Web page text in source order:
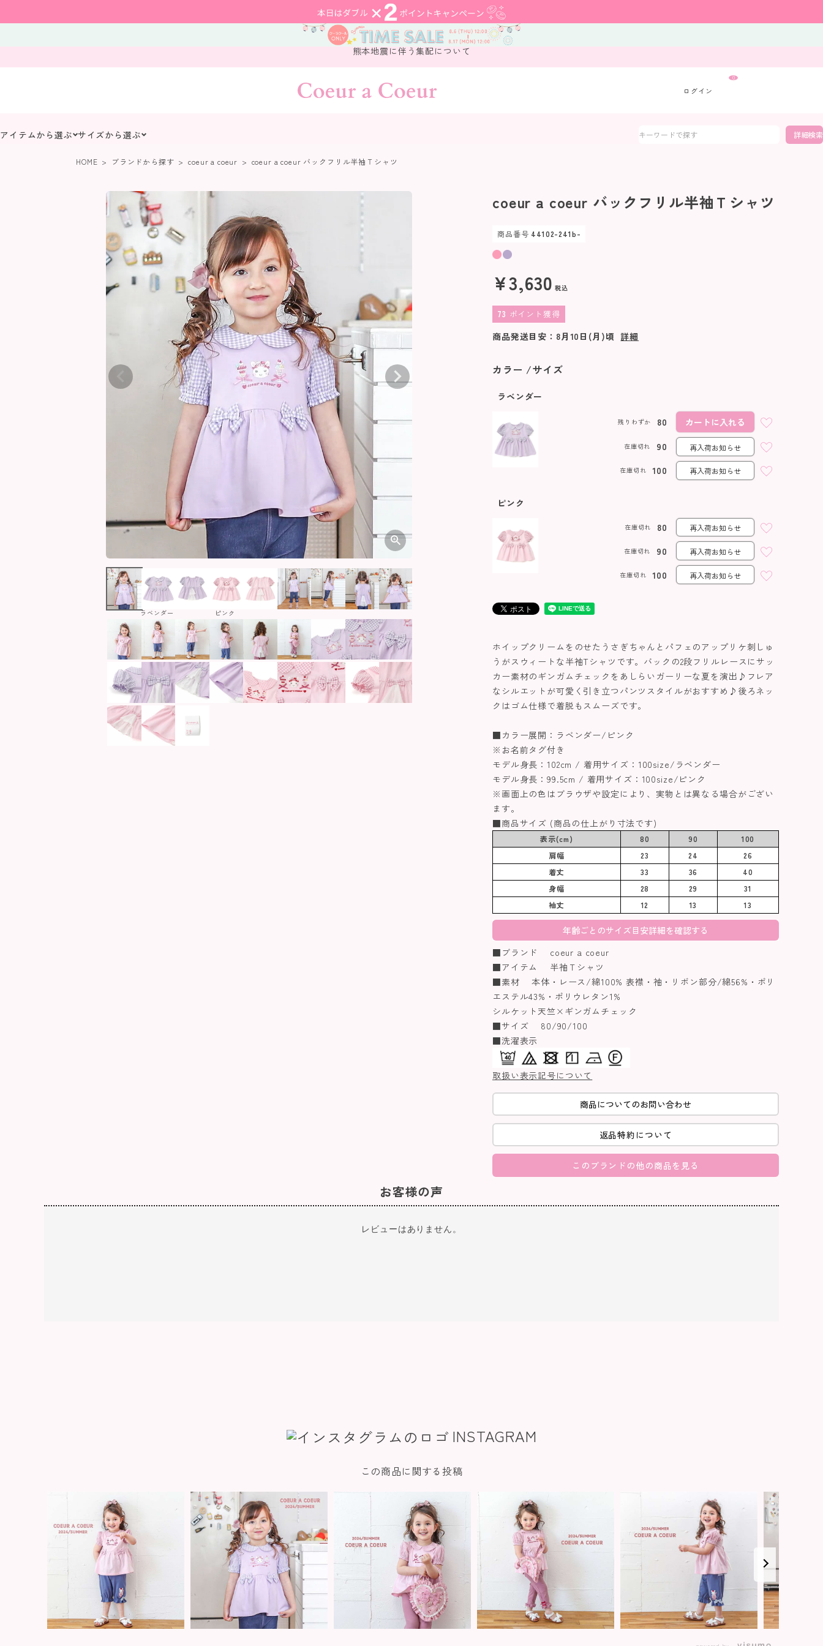
熊本地震に伴う集配について
0
アイテムから選ぶ サイズから選ぶ 詳細検索
HOME ブランドから探す coeur a coeur coeur a coeur バックフリル半袖Ｔシャツ
ラベンダー ピンク
coeur a coeur バックフリル半袖Ｔシャツ
商品番号 44102-241b-
¥3,630 税込
73 ポイント獲得
商品発送目安： 8月10日(月)頃 詳細
カラー サイズ
ラベンダー
80
残りわずか カートに入れる
90
在庫切れ 再入荷お知らせ
100
在庫切れ 再入荷お知らせ
ピンク
80
在庫切れ 再入荷お知らせ
90
在庫切れ 再入荷お知らせ
100
在庫切れ 再入荷お知らせ
ホイップクリームをのせたうさぎちゃんとパフェのアップリケ刺しゅ
うがスウィートな半袖Tシャツです。バックの2段フリルレースにサッ
カー素材のギンガムチェックをあしらいガーリーな夏を演出♪フレア
なシルエットが可愛く引き立つパンツスタイルがおすすめ♪後ろネッ
クはゴム仕様で着脱もスムーズです。
■カラー展開：ラベンダー/ピンク
※お名前タグ付き
モデル身長：102cm / 着用サイズ：100size/ラベンダー
モデル身長：99.5cm / 着用サイズ：100size/ピンク
※画面上の色はブラウザや設定により、実物とは異なる場合がござい
ます。
■商品サイズ (商品の仕上がり寸法です)
表示(cm) 80 90
100
肩幅
23 24
26
着丈
33 36
40
身幅
28 29
31
袖丈
12 13 13
年齢ごとのサイズ目安詳細を確認する
■ブランド coeur a coeur
■アイテム 半袖Ｔシャツ
■素材 本体・レース/綿100% 表襟・袖・リボン部分/綿56%・ポリ
エステル43%・ポリウレタン1%
シルケット天竺×ギンガムチェック
■サイズ 80/90/100
■洗濯表示
取扱い表示記号について
商品についてのお問い合わせ
返品特約について
このブランドの他の商品を見る
お客様の声
レビューはありません。
INSTAGRAM
この商品に関する投稿